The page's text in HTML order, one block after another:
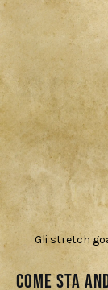
Gli stretch
Come sta